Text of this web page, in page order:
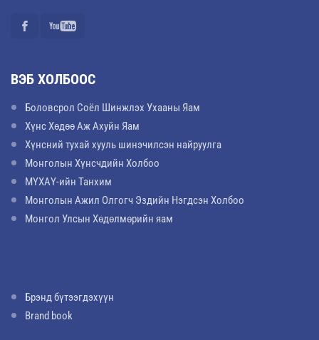
ВЭБ ХОЛБООС
Боловсрол Соёл Шинжлэх Ухааны Яам
Хүнс Хөдөө Аж Ахуйн Яам
Хүнсний тухай хууль шинэчилсэн найруулга
Монголын Хүнсчдийн Холбоо
МҮХАҮ-ийн Танхим
Монголын Ажил Олгогч Эздийн Нэгдсэн Холбоо
Монгол Улсын Хөдөлмөрийн яам
Брэнд бүтээгдэхүүн
Brand book